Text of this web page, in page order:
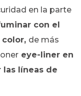
en la parte
con el
color, de más
eye-liner en
líneas de